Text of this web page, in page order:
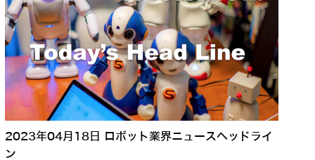
2023年04月18日 ロボット業界ニュースヘッドライ
ン